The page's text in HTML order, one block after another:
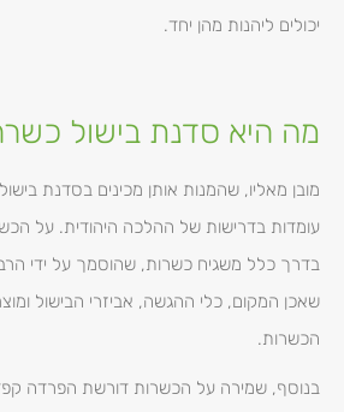
יכולים ליהנות מהן יחד.
מה היא סדנת בישול
מובן מאליו, שהמנות אותן מכינים בסדנת
עומדות בדרישות של ההלכה היהודית. על
בדרך כלל משגיח כשרות, שהוסמך על ידי
שאכן המקום, כלי ההגשה, אביזרי הבישול
הכשרות.
בנוסף, שמירה על הכשרות דורשת הפרדה